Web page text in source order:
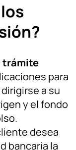
trámite
para
a su
y el fondo
desea
bancaria la